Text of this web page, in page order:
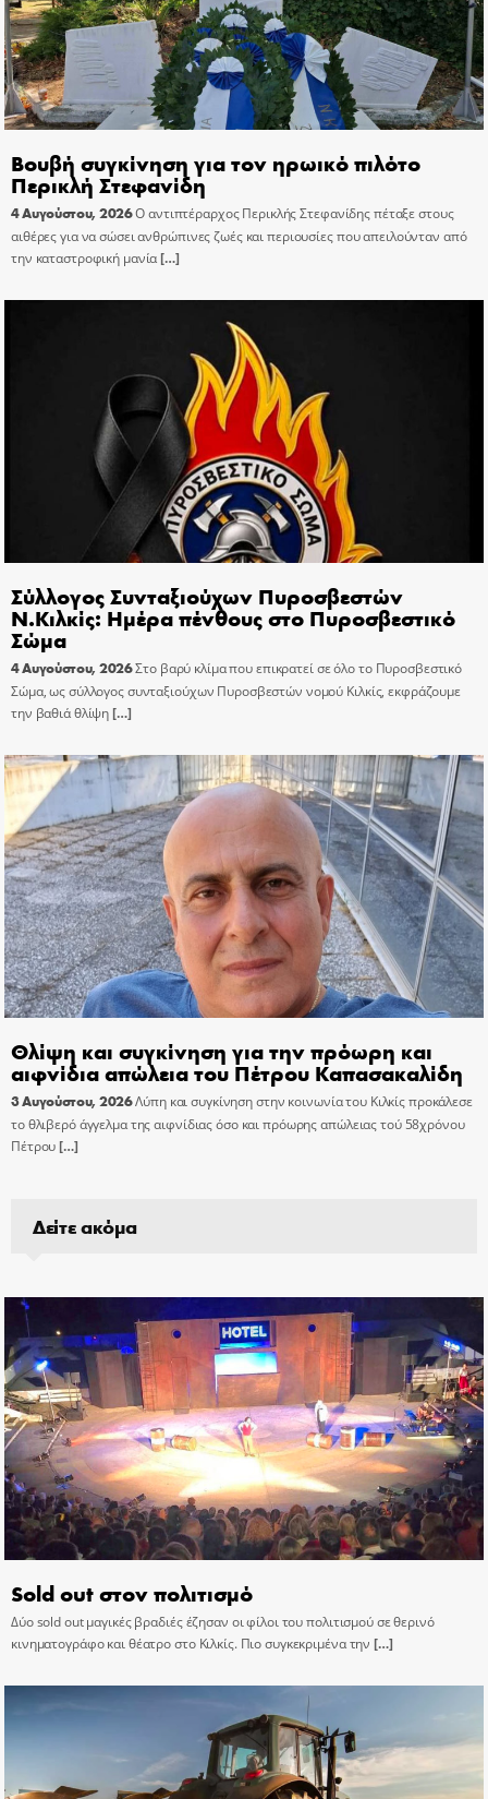
Βουβή συγκίνηση για τον ηρωικό πιλότο
Περικλή Στεφανίδη
4 Αυγούστου, 2026Ο αντιπτέραρχος Περικλής Στεφανίδης πέταξε στους
αιθέρες για να σώσει ανθρώπινες ζωές και περιουσίες που απειλούνταν από
την καταστροφική μανία[…]
Σύλλογος Συνταξιούχων Πυροσβεστών
Ν.Κιλκίς: Ημέρα πένθους στο Πυροσβεστικό
Σώμα
4 Αυγούστου, 2026Στο βαρύ κλίμα που επικρατεί σε όλο το Πυροσβεστικό
Σώμα, ως σύλλογος συνταξιούχων Πυροσβεστών νομού Κιλκίς, εκφράζουμε
την βαθιά θλίψη[…]
Θλίψη και συγκίνηση για την πρόωρη και
αιφνίδια απώλεια του Πέτρου Καπασακαλίδη
3 Αυγούστου, 2026Λύπη και συγκίνηση στην κοινωνία του Κιλκίς προκάλεσε
το θλιβερό άγγελμα της αιφνίδιας όσο και πρόωρης απώλειας τού 58χρόνου
Πέτρου[…]
Δείτε ακόμα
Sold out στον πολιτισμό
Δύο sold out μαγικές βραδιές έζησαν οι φίλοι του πολιτισμού σε θερινό
κινηματογράφο και θέατρο στο Κιλκίς. Πιο συγκεκριμένα την […]